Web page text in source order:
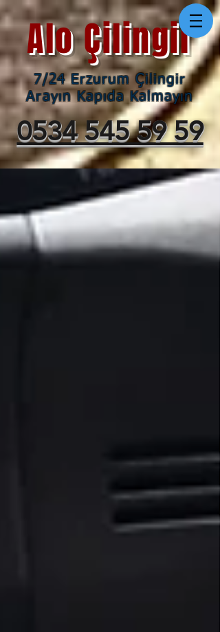
0534 545 59 59
Alo Çilingir
7/24 Erzurum Çilingir
Arayın Kapıda Kalmayın